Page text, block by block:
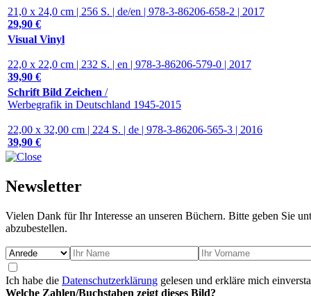
21,0 x 24,0 cm | 256 S. | de/en | 978-3-86206-658-2 | 2017
29,90 €
Visual Vinyl
22,0 x 22,0 cm | 232 S. | en | 978-3-86206-579-0 | 2017
39,90 €
Schrift Bild Zeichen /
Werbegrafik in Deutschland 1945-2015
22,00 x 32,00 cm | 224 S. | de | 978-3-86206-565-3 | 2016
39,90 €
Newsletter
Vielen Dank für Ihr Interesse an unseren Büchern. Bitte geben Sie
abzubestellen.
Ich habe die Datenschutzerklärung gelesen und erkläre mich
Welche Zahlen/Buchstaben zeigt dieses Bild?